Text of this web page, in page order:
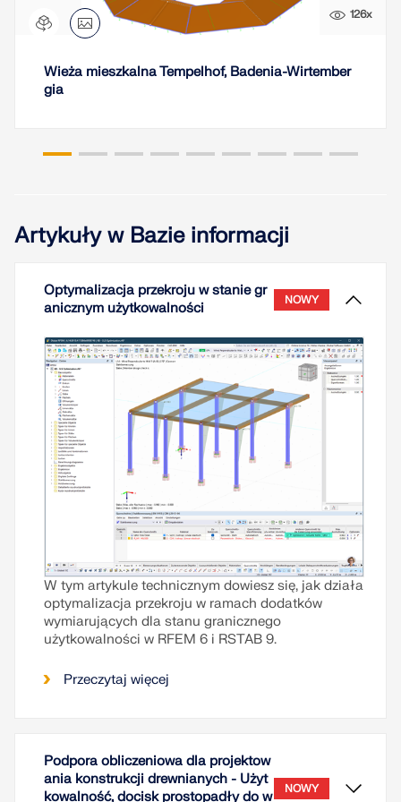
szybkiego określania obciążeń śniegiem, wiatrem i
sejsmiką.
SPRAWDŹ STREFY OBCIĄŻEŃ
Przestarzałe produkty
126x
Wieża mieszkalna Tempelhof, Badenia-Wirtember
gia
Artykuły w Bazie informacji
Optymalizacja przekroju w stanie gr
anicznym użytkowalności
NOWY
W tym artykule technicznym dowiesz się, jak działa
optymalizacja przekroju w ramach dodatków
wymiarujących dla stanu granicznego
użytkowalności w RFEM 6 i RSTAB 9.
Przeczytaj więcej
Podpora obliczeniowa dla projektow
ania konstrukcji drewnianych - Użyt
kowalność, docisk prostopadły do w
NOWY